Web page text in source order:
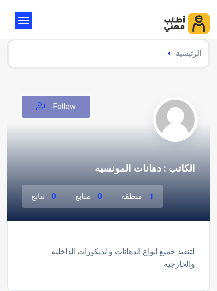
الرئيسية
الكاتب : دهانات المونسيه
1 منطقة 0 متابع 0 تتابع
Follow
لتنفيذ جميع انواع الدهانات والديكورات الداخليه
والخارجيه